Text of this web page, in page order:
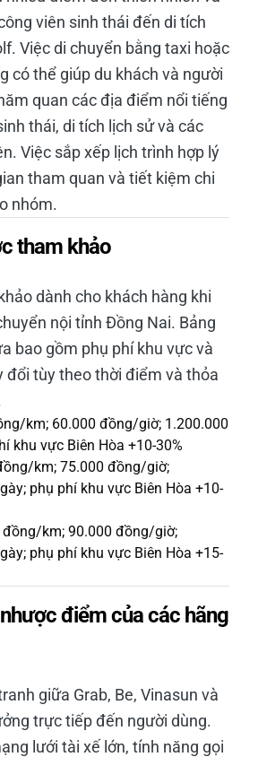
viên sinh thái đến di tích
Việc di chuyển bằng taxi hoặc
có thể giúp du khách và người
quan các địa điểm nổi tiếng
thái, di tích lịch sử và các
Việc sắp xếp lịch trình hợp lý
tham quan và tiết kiệm chi
nhóm.
tham khảo
dành cho khách hàng khi
nội tỉnh Đồng Nai. Bảng
bao gồm phụ phí khu vực và
đổi tùy theo thời điểm và thỏa
km; 60.000 đồng/giờ; 1.200.000
khu vực Biên Hòa +10-30%
km; 75.000 đồng/giờ;
phụ phí khu vực Biên Hòa +10-
đồng/km; 90.000 đồng/giờ;
phụ phí khu vực Biên Hòa +15-
điểm của các hãng
giữa Grab, Be, Vinasun và
trực tiếp đến người dùng.
lưới tài xế lớn, tính năng gọi